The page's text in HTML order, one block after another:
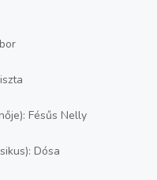
Fésűs Nelly
Dósa